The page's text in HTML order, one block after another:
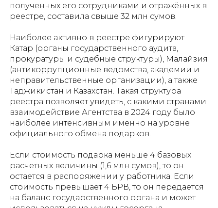
полученных его сотрудниками и отражённых в
реестре, составила свыше 32 млн сумов.
Наиболее активно в реестре фигурируют
Катар (органы государственного аудита,
прокуратуры и судебные структуры), Малайзия
(антикоррупционные ведомства, академии и
неправительственные организации), а также
Таджикистан и Казахстан. Такая структура
реестра позволяет увидеть, с какими странами
взаимодействие Агентства в 2024 году было
наиболее интенсивным именно на уровне
официального обмена подарков.
Если стоимость подарка меньше 4 базовых
расчетных величины (1,6 млн сумов), то он
остается в распоряжении у работника. Если
стоимость превышает 4 БРВ, то он передается
на баланс государственного органа и может